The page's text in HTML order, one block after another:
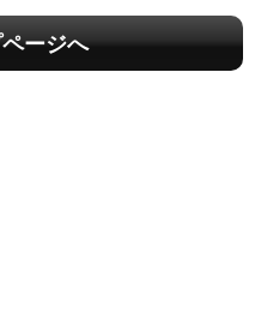
ージへ